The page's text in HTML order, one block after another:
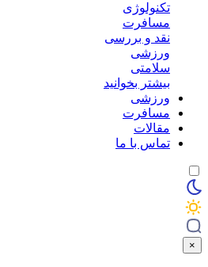
تکنولوژی
مسافرت
نقد و بررسی
ورزشی
سلامتی
بیشتر بخوانید
ورزشی
مسافرت
مقالات
تماس با ما
×